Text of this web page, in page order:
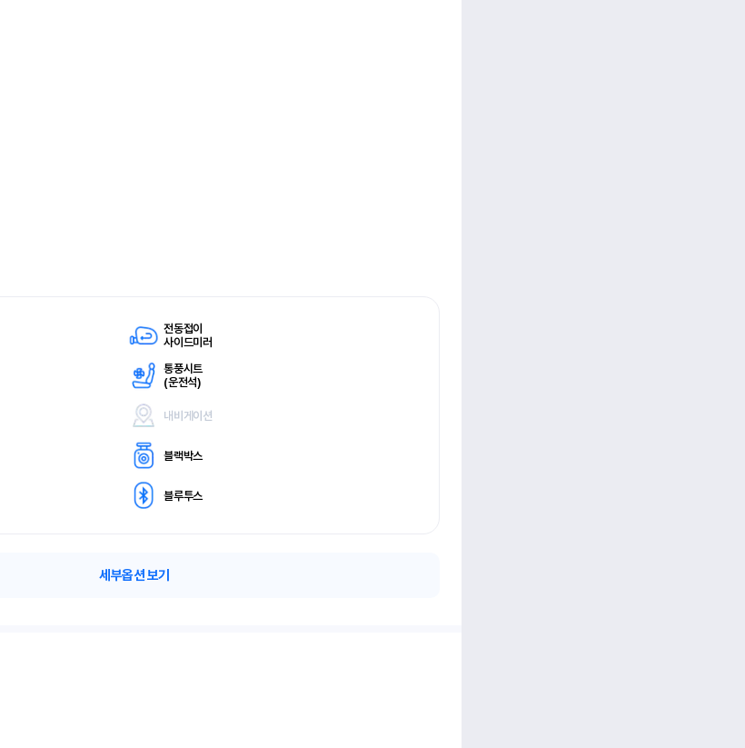
전동접이
사이드미러
통풍시트
(운전석)
내비게이션
블랙박스
블루투스
세부옵션 보기